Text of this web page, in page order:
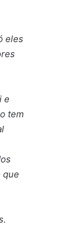
eles
e
tem
que